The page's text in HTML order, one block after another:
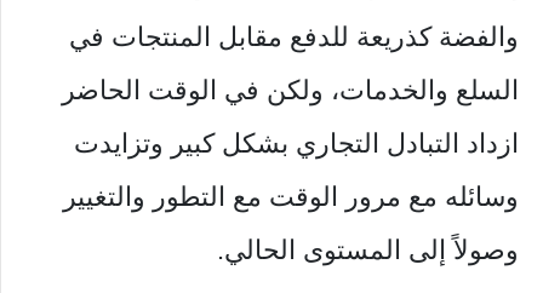
والفضة كذريعة للدفع مقابل المنتجات في
السلع والخدمات، ولكن في الوقت الحاضر
ازداد التبادل التجاري بشكل كبير وتزايدت
وسائله مع مرور الوقت مع التطور والتغيير
وصولاً إلى المستوى الحالي.